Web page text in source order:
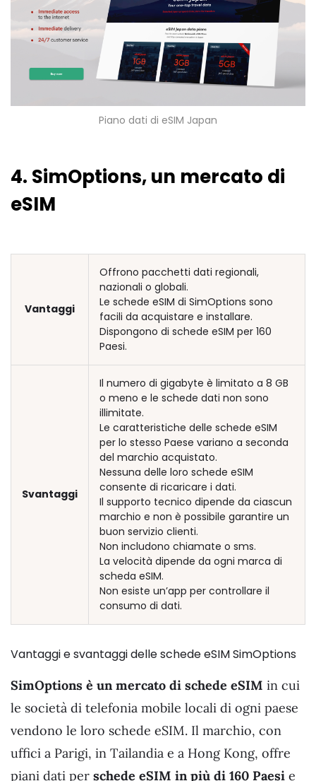
Piano dati di eSIM Japan
4. SimOptions, un mercato di
eSIM
Vantaggi
Offrono pacchetti dati regionali,
nazionali o globali.
Le schede eSIM di SimOptions sono
facili da acquistare e installare.
Dispongono di schede eSIM per 160
Paesi.
Svantaggi
Il numero di gigabyte è limitato a 8 GB
o meno e le schede dati non sono
illimitate.
Le caratteristiche delle schede eSIM
per lo stesso Paese variano a seconda
del marchio acquistato.
Nessuna delle loro schede eSIM
consente di ricaricare i dati.
Il supporto tecnico dipende da ciascun
marchio e non è possibile garantire un
buon servizio clienti.
Non includono chiamate o sms.
La velocità dipende da ogni marca di
scheda eSIM.
Non esiste un’app per controllare il
consumo di dati.
Vantaggi e svantaggi delle schede eSIM SimOptions
SimOptions è un mercato di schede eSIM in cui
le società di telefonia mobile locali di ogni paese
vendono le loro schede eSIM. Il marchio, con
uffici a Parigi, in Tailandia e a Hong Kong, offre
piani dati per schede eSIM in più di 160 Paesi e